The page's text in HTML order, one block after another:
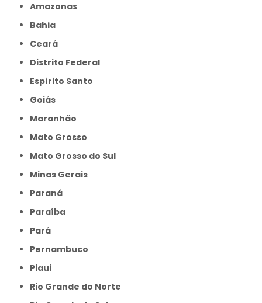
Amazonas
Bahia
Ceará
Distrito Federal
Espírito Santo
Goiás
Maranhão
Mato Grosso
Mato Grosso do Sul
Minas Gerais
Paraná
Paraíba
Pará
Pernambuco
Piauí
Rio Grande do Norte